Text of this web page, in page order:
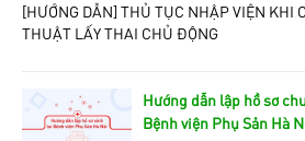
[HƯỚNG DẪN] THỦ TỤC NHẬP VIỆN KHI
THUẬT LẤY THAI CHỦ ĐỘNG
Hướng dẫn lập hồ sơ
Bệnh viện Phụ Sản Hà